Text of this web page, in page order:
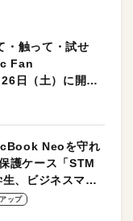
・触って・試せ
Fan
日（土）に開催
Neoを守れ
護ケース「STM
、ビジネスマン
！
ップ